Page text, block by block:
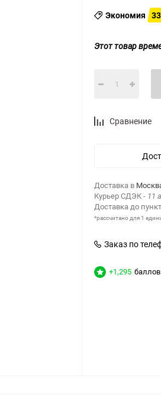
Экономия
Этот товар
Сравнение
Доставка в
Курьер СДЭК- 11
Доставка до
*рассчитано для 1
Заказ по
+1,295 баллов